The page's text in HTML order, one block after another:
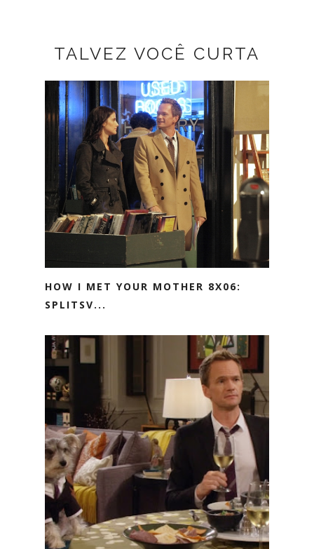
TALVEZ VOCÊ CURTA
HOW I MET YOUR MOTHER 8X06:
SPLITSV...